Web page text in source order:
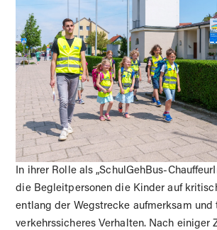
In ihrer Rolle als „SchulGehBus-
die Begleitpersonen die Kinder auf
entlang der Wegstrecke aufmerksam und
verkehrssicheres Verhalten. Nach einiger